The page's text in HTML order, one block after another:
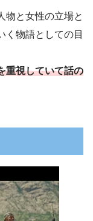
物と女性の立場と
く物語としての目
重視していて話の